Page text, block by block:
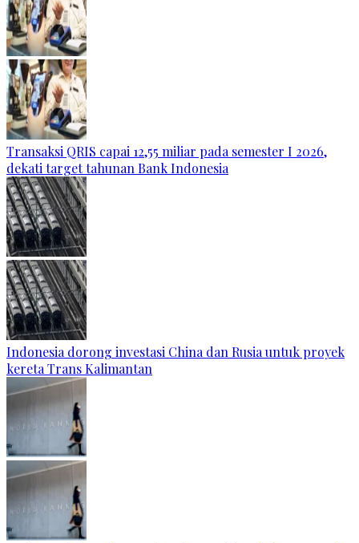
Transaksi QRIS capai 12,55 miliar pada semester I 2026,
dekati target tahunan Bank Indonesia
Indonesia dorong investasi China dan Rusia untuk proyek
kereta Trans Kalimantan